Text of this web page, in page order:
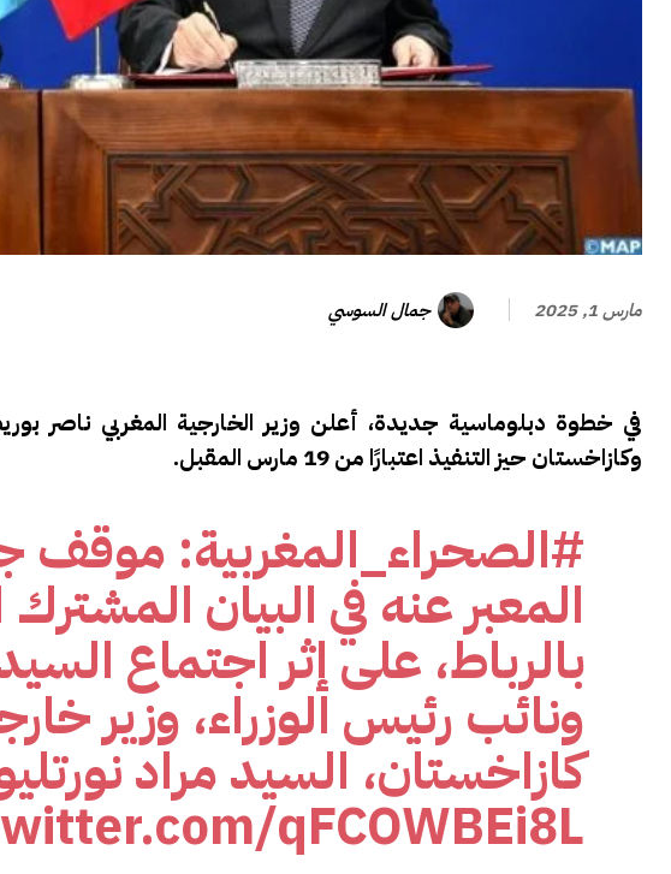
مارس 1, 2025 جمال السوسي
في خطوة دبلوماسية جديدة، أعلن وزير الخارجية المغربي ناصر
وكازاخستان حيز التنفيذ اعتبارًا من 19 مارس المقبل.
#الصحراء_المغربية: موقف
المعبر عنه في البيان
بالرباط، على إثر اجتماع
ونائب رئيس الوزراء، وزير
كازاخستان، السيد مراد
qFCOWBEi8L